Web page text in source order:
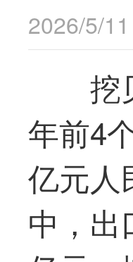
2026/5/
挖
年前4
亿元人
中，出